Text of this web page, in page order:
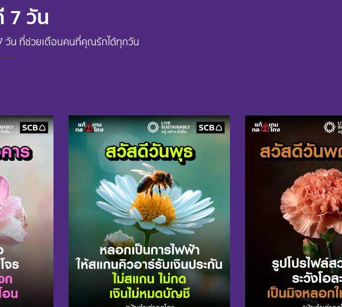
7 วัน
วัน ที่ช่วยเตือนคนที่คุณรักได้ทุกวัน